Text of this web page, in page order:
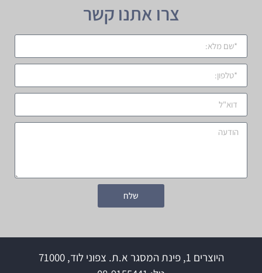
צרו אתנו קשר
שלח
היוצרים 1, פינת המסגר א.ת. צפוני לוד, 71000